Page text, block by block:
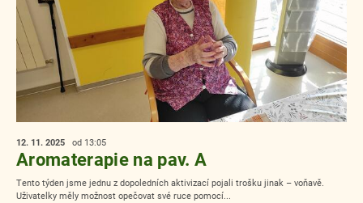
12. 11. 2025 od 13:05
Aromaterapie na pav. A
Tento týden jsme jednu z dopoledních aktivizací pojali trošku jinak – voňavě.
Uživatelky měly možnost opečovat své ruce pomocí...